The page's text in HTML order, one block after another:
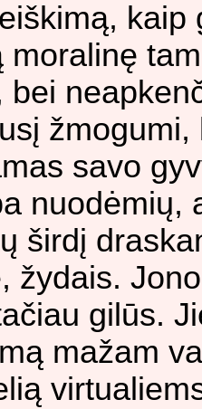
kaip
moralinę
bei
savo
nuodėmių,
širdį
žydais.
gilūs.
mažam